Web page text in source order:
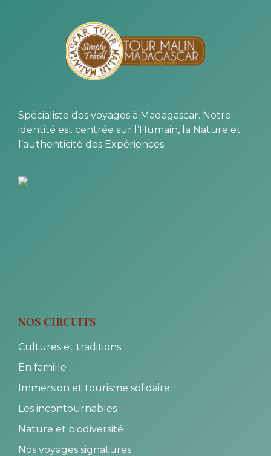
Spécialiste des voyages à Madagascar. Notre
identité est centrée sur l’Humain, la Nature et
l’authenticité des Expériences.
NOS CIRCUITS
Cultures et traditions
En famille
Immersion et tourisme solidaire
Les incontournables
Nature et biodiversité
Nos voyages signatures